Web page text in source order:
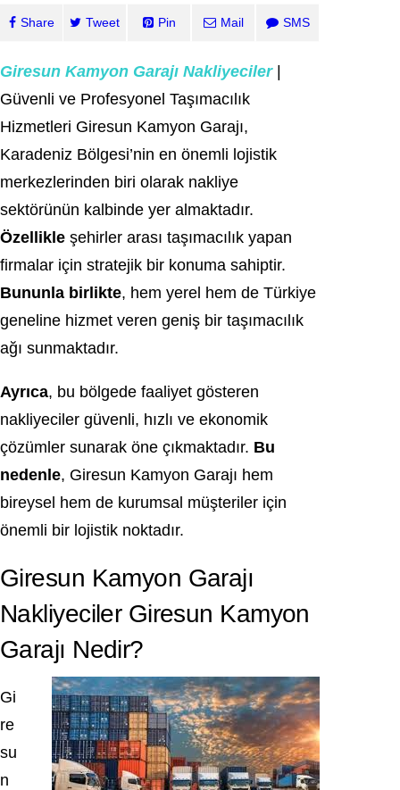
Share Tweet Pin Mail SMS
Giresun Kamyon Garajı Nakliyeciler|
Güvenli ve Profesyonel Taşımacılık
Hizmetleri Giresun Kamyon Garajı,
Karadeniz Bölgesi’nin en önemli lojistik
merkezlerinden biri olarak nakliye
sektörünün kalbinde yer almaktadır.
Özellikle şehirler arası taşımacılık yapan
firmalar için stratejik bir konuma sahiptir.
Bununla birlikte, hem yerel hem de Türkiye
geneline hizmet veren geniş bir taşımacılık
ağı sunmaktadır.
Ayrıca, bu bölgede faaliyet gösteren
nakliyeciler güvenli, hızlı ve ekonomik
çözümler sunarak öne çıkmaktadır. Bu
nedenle, Giresun Kamyon Garajı hem
bireysel hem de kurumsal müşteriler için
önemli bir lojistik noktadır.
Giresun Kamyon Garajı
Nakliyeciler Giresun Kamyon
Garajı Nedir?
Gi
re
su
n